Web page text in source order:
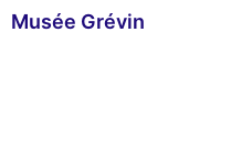
Musée Grévin